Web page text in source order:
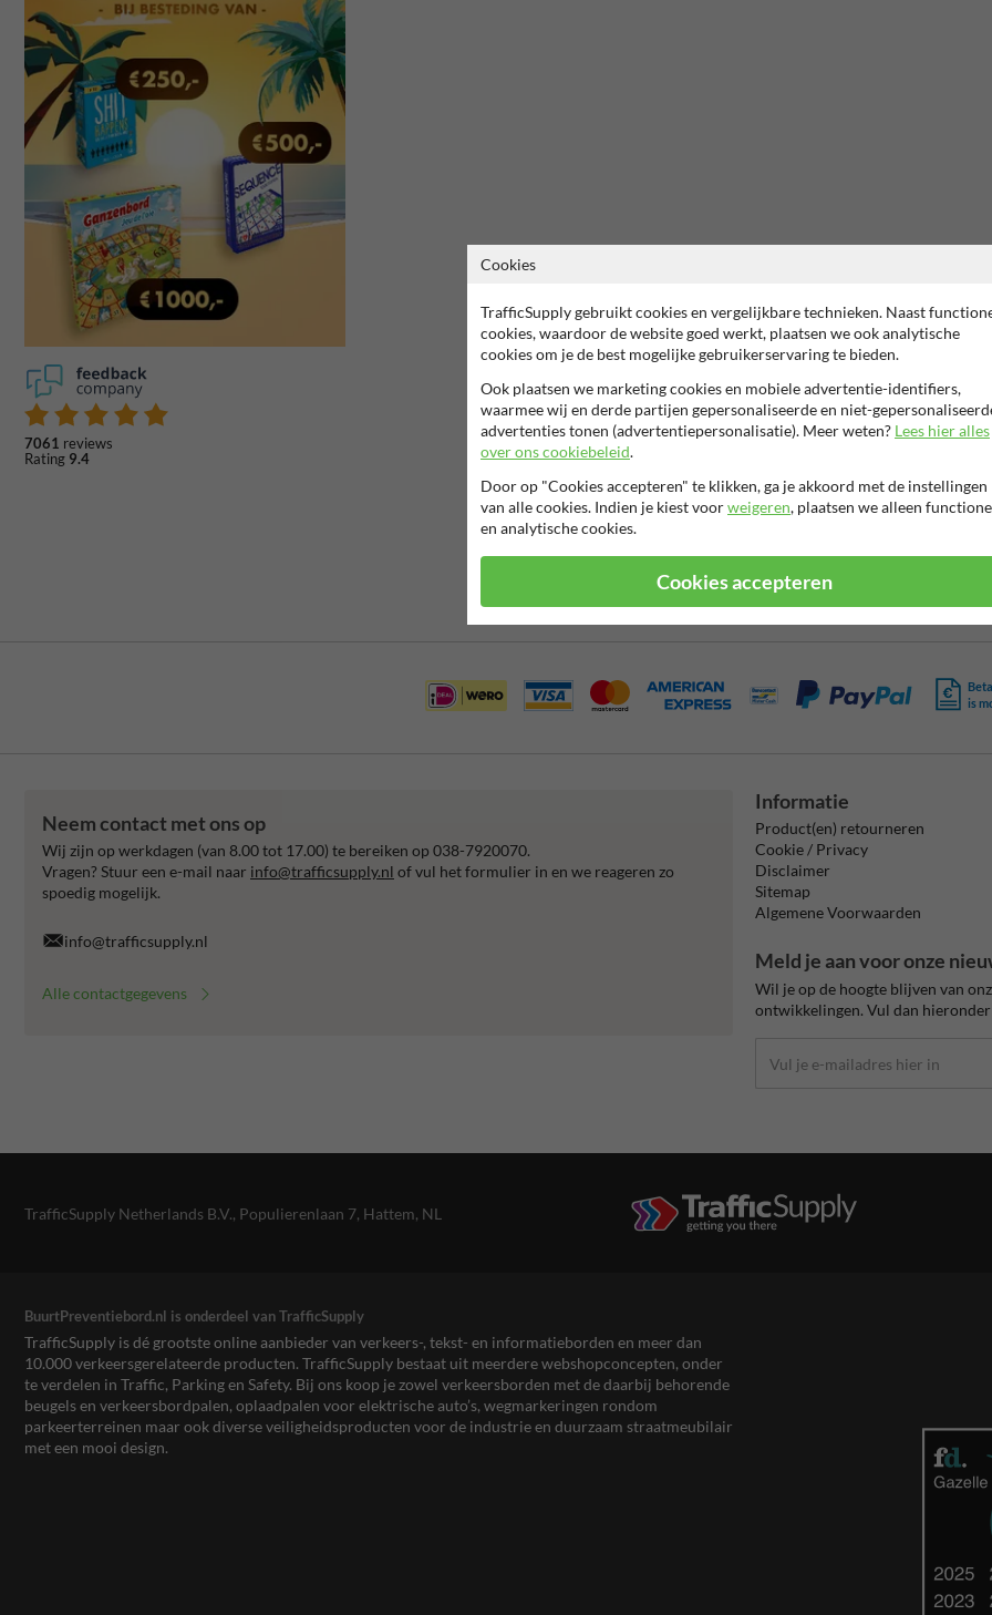
7061 reviews
Rating 9.4
is
Neem contact met ons op
Wij zijn op werkdagen (van 8.00 tot 17.00) te bereiken op 038-7920070.
Vragen? Stuur een e-mail naar info@trafficsupply.nl of vul het formulier in en we reageren zo
spoedig mogelijk.
info@trafficsupply.nl
Alle contactgegevens
Informatie
Product(en) retourneren
Cookie / Privacy
Disclaimer
Sitemap
Algemene Voorwaarden
Meld je aan voor onze
Wil je op de hoogte blijven van
ontwikkelingen. Vul dan
TrafficSupply Netherlands B.V., Populierenlaan 7, Hattem, NL
BuurtPreventiebord.nl is onderdeel van TrafficSupply
TrafficSupply is dé grootste online aanbieder van verkeers-, tekst- en informatieborden en meer dan
10.000 verkeersgerelateerde producten. TrafficSupply bestaat uit meerdere webshopconcepten, onder
te verdelen in Traffic, Parking en Safety. Bij ons koop je zowel verkeersborden met de daarbij behorende
beugels en verkeersbordpalen, oplaadpalen voor elektrische auto’s, wegmarkeringen rondom
parkeerterreinen maar ook diverse veiligheidsproducten voor de industrie en duurzaam straatmeubilair
met een mooi design.
Cookies
TrafficSupply gebruikt cookies en vergelijkbare technieken. Naast
cookies, waardoor de website goed werkt, plaatsen we ook analytische
cookies om je de best mogelijke gebruikerservaring te bieden.
Ook plaatsen we marketing cookies en mobiele advertentie-identifiers,
waarmee wij en derde partijen gepersonaliseerde en niet-
advertenties tonen (advertentiepersonalisatie). Meer weten? Lees hier alles
over ons cookiebeleid.
Door op "Cookies accepteren" te klikken, ga je akkoord met de instellingen
van alle cookies. Indien je kiest voorweigeren, plaatsen we alleen
en analytische cookies.
Cookies accepteren